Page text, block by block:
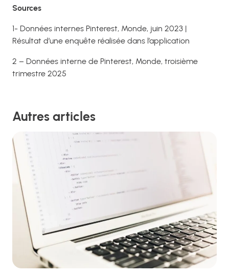
Sources
1- Données internes Pinterest, Monde, juin 2023 |
Résultat d’une enquête réalisée dans l’application
2 – Données interne de Pinterest, Monde, troisième
trimestre 2025
Autres articles